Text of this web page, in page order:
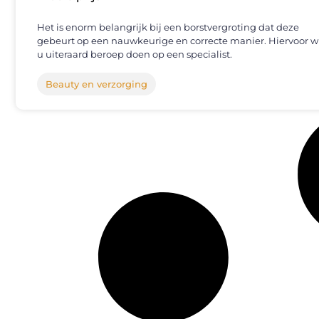
Het is enorm belangrijk bij een borstvergroting dat deze
gebeurt op een nauwkeurige en correcte manier. Hiervoor
u uiteraard beroep doen op een specialist.
Beauty en verzorging